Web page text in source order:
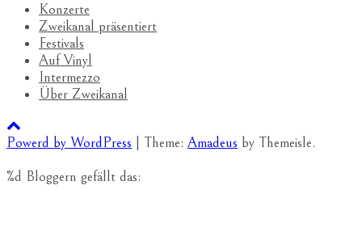
Konzerte
Zweikanal präsentiert
Festivals
Auf Vinyl
Intermezzo
Über Zweikanal
Powerd by WordPress Theme: Amadeus by Themeisle.
%d Bloggern gefällt das: